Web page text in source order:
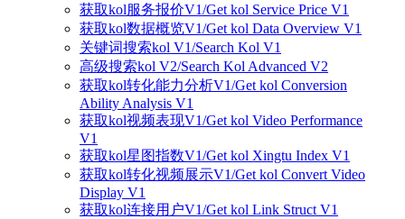
获取kol服务报价V1/Get kol Service Price V1
获取kol数据概览V1/Get kol Data Overview V1
关键词搜索kol V1/Search Kol V1
高级搜索kol V2/Search Kol Advanced V2
获取kol转化能力分析V1/Get kol Conversion
Ability Analysis V1
获取kol视频表现V1/Get kol Video Performance
V1
获取kol星图指数V1/Get kol Xingtu Index V1
获取kol转化视频展示V1/Get kol Convert Video
Display V1
获取kol连接用户V1/Get kol Link Struct V1